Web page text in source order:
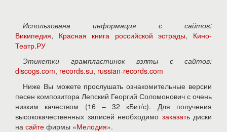
Использована информация с сайтов:
Википедия, Красная книга российской эстрады, Кино-
Театр.РУ
Этикетки грампластинок взяты с сайтов:
discogs.com, records.su, russian-records.com
Ниже Вы можете прослушать ознакомительные версии
песен композитора Лепский Георгий Соломонович с очень
низким качеством (16 – 32 кБит/с). Для получения
высококачественных записей необходимо заказатьдиски
на сайте фирмы «Мелодия».